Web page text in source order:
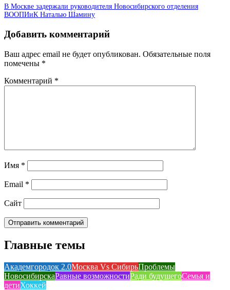
В Москве задержали руководителя Новосибирского отделения
ВООПИиК Наталью Шамину
Добавить комментарий
Ваш адрес email не будет опубликован. Обязательные поля
помечены *
Комментарий *
Имя *
Email *
Сайт
Главные темы
Академгородок 2.0Москва Vs СибирьПроблемы
НовосибирскаРавные возможностиРади будущегоСемья и
детиХоккей